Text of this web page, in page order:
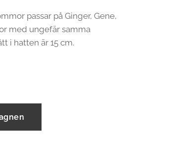
passar på Ginger, Gene,
med ungefär samma
i hatten är 15 cm.